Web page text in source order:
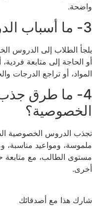
واضحة.
3- ما أسباب الدروس الخصوصية؟
يلجأ الطلاب إلى الدروس
أو الحاجة إلى متابعة
المواد، أو تراجع الدرجات
4- ما طرق
الخصوصية؟
تجذب الدروس الخصوصية
ملموسة، ومواعيد مناسبة،
مستوى الطالب، مع متابعة
أخرى.
شارك هذا مع أصدقائك